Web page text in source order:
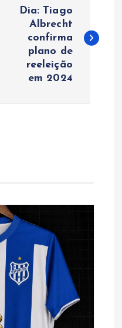
Dia: Tiago
Albrecht
confirma
plano de
reeleição
em 2024